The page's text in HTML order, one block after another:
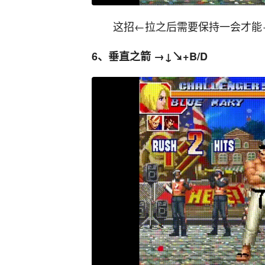
这招←拉之后需要保持一会才
6、垂直之箭 →↓↘+B/D